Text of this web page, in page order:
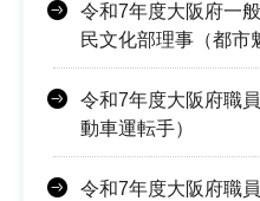
令和7年度大阪府一
民文化部理事（都市
令和7年度大阪府職
動車運転手）
令和7年度大阪府職